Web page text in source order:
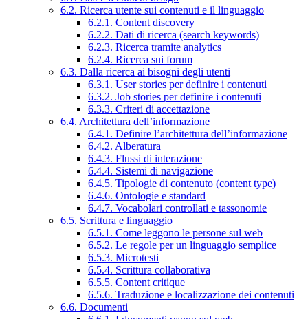
6.2. Ricerca utente sui contenuti e il linguaggio
6.2.1. Content discovery
6.2.2. Dati di ricerca (search keywords)
6.2.3. Ricerca tramite analytics
6.2.4. Ricerca sui forum
6.3. Dalla ricerca ai bisogni degli utenti
6.3.1. User stories per definire i contenuti
6.3.2. Job stories per definire i contenuti
6.3.3. Criteri di accettazione
6.4. Architettura dell’informazione
6.4.1. Definire l’architettura dell’informazione
6.4.2. Alberatura
6.4.3. Flussi di interazione
6.4.4. Sistemi di navigazione
6.4.5. Tipologie di contenuto (content type)
6.4.6. Ontologie e standard
6.4.7. Vocabolari controllati e tassonomie
6.5. Scrittura e linguaggio
6.5.1. Come leggono le persone sul web
6.5.2. Le regole per un linguaggio semplice
6.5.3. Microtesti
6.5.4. Scrittura collaborativa
6.5.5. Content critique
6.5.6. Traduzione e localizzazione dei contenuti
6.6. Documenti